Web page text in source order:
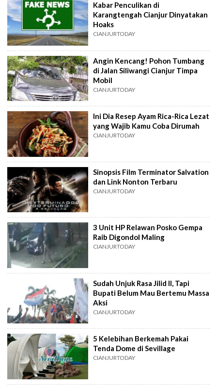
Kabar Penculikan di
Karangtengah Cianjur Dinyatakan
Hoaks
CIANJURTODAY
Angin Kencang! Pohon Tumbang
di Jalan Siliwangi Cianjur Timpa
Mobil
CIANJURTODAY
Ini Dia Resep Ayam Rica-Rica Lezat
yang Wajib Kamu Coba Dirumah
CIANJURTODAY
Sinopsis Film Terminator Salvation
dan Link Nonton Terbaru
CIANJURTODAY
3 Unit HP Relawan Posko Gempa
Raib Digondol Maling
CIANJURTODAY
Sudah Unjuk Rasa Jilid II, Tapi
Bupati Belum Mau Bertemu Massa
Aksi
CIANJURTODAY
5 Kelebihan Berkemah Pakai
Tenda Dome di Sevillage
CIANJURTODAY